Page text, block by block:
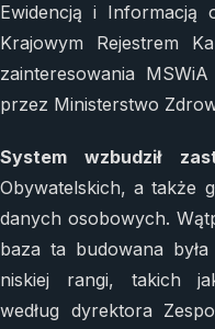
Ewidencją i Informacją
Krajowym Rejestrem
zainteresowania
przez Ministerstwo
System wzbudził
Obywatelskich, a także
danych osobowych.
baza ta budowana
niskiej rangi, takich
według dyrektora